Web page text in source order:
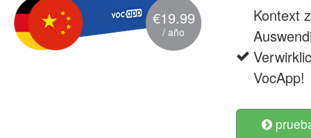
€19.99
/ año
Kontext
VocApp!